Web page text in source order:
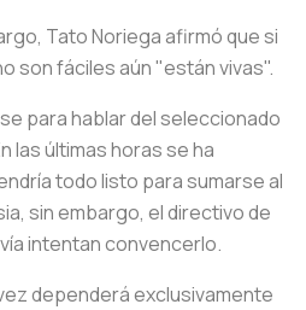
Tato Noriega afirmó que si
son fáciles aún "están vivas".
para hablar del seleccionado
las últimas horas se ha
todo listo para sumarse al
sin embargo, el directivo de
intentan convencerlo.
dependerá exclusivamente